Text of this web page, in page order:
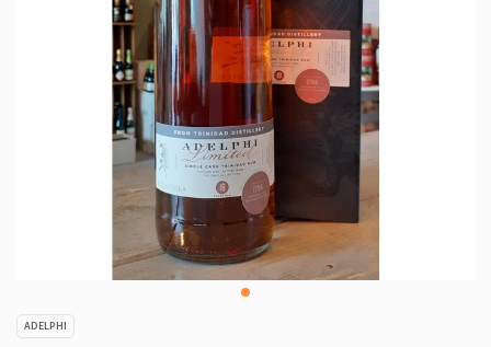
ADELPHI